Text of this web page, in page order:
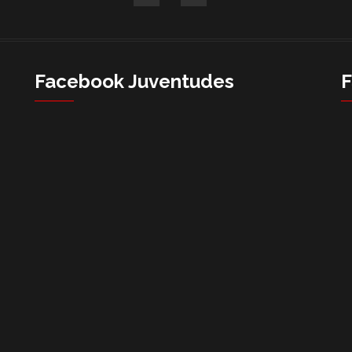
Facebook Juventudes